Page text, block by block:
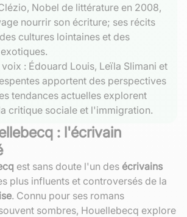
Nobel de littérature en 2008,
nourrir son écriture; ses récits
cultures lointaines et des
: Édouard Louis, Leïla Slimani et
apportent des perspectives
tendances actuelles explorent
critique sociale et l'immigration.
: l'écrivain
est sans doute l'un des écrivains
plus influents et controversés de la
. Connu pour ses romans
sombres, Houellebecq explore